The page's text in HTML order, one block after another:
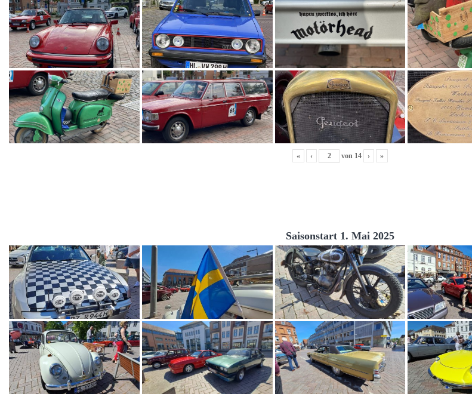
« ‹ von 14 › »
Saisonstart 1. Mai 2025